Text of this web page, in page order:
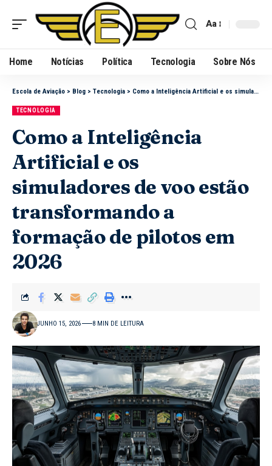
Aa
Home Notícias Política Tecnologia Sobre Nós
Escola de Aviação > Blog > Tecnologia > Como a Inteligência Artificial e os simuladores de voo estão transformando a formação de pilotos em 2026
TECNOLOGIA
Como a Inteligência
Artificial e os
simuladores de voo estão
transformando a
formação de pilotos em
2026
JUNHO 15, 2026 8 MIN DE LEITURA